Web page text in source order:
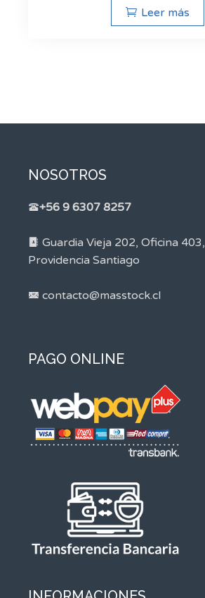
Leer más
NOSOTROS
+56 9 6307 8257
Guardia Vieja 202, Oficina 403,
Providencia Santiago
contacto@masstock.cl
PAGO ONLINE